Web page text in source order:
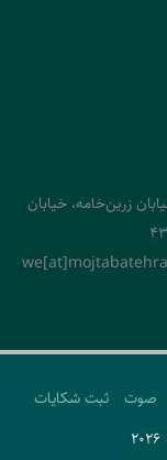
زرین‌خامه، خیابان
صوت
ثبت شکایات